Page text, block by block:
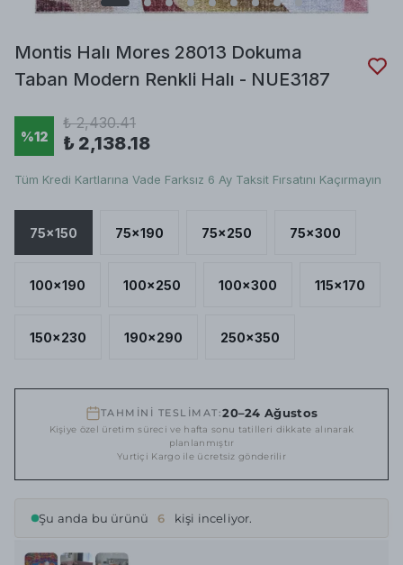
Montis Halı Mores 28013 Dokuma
Taban Modern Renkli Halı - NUE3187
%12
₺ 2,430.41
₺ 2,138.18
Tüm Kredi Kartlarına Vade Farksız 6 Ay Taksit Fırsatını Kaçırmayın
75x150 75x190 75x250 75x300
100x190 100x250 100x300 115x170
150x230 190x290 250x350
TAHMİNİ TESLİMAT:20–24 Ağustos
Kişiye özel üretim süreci ve hafta sonu tatilleri dikkate alınarak
planlanmıştır
Yurtiçi Kargo ile ücretsiz gönderilir
Şu anda bu ürünü 6 kişi inceliyor.